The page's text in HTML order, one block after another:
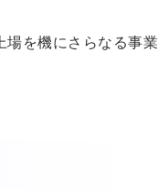
場を機にさらなる事業